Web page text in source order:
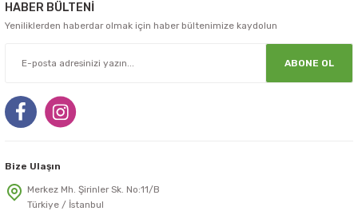
HABER BÜLTENİ
Yeniliklerden haberdar olmak için haber bültenimize kaydolun
ABONE OL
Bize Ulaşın
Merkez Mh. Şirinler Sk. No:11/B
Türkiye / İstanbul